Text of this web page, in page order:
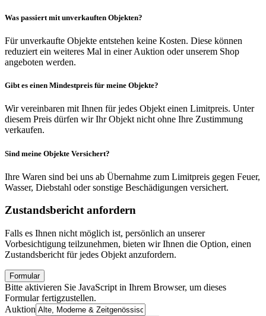
Was passiert mit unverkauften Objekten?
Für unverkaufte Objekte entstehen keine Kosten. Diese können
reduziert ein weiteres Mal in einer Auktion oder unserem Shop
angeboten werden.
Gibt es einen Mindestpreis für meine Objekte?
Wir vereinbaren mit Ihnen für jedes Objekt einen Limitpreis. Unter
diesem Preis dürfen wir Ihr Objekt nicht ohne Ihre Zustimmung
verkaufen.
Sind meine Objekte Versichert?
Ihre Waren sind bei uns ab Übernahme zum Limitpreis gegen Feuer,
Wasser, Diebstahl oder sonstige Beschädigungen versichert.
Zustandsbericht anfordern
Falls es Ihnen nicht möglich ist, persönlich an unserer
Vorbesichtigung teilzunehmen, bieten wir Ihnen die Option, einen
Zustandsbericht für jedes Objekt anzufordern.
Formular
Bitte aktivieren Sie JavaScript in Ihrem Browser, um dieses
Formular fertigzustellen.
Auktion